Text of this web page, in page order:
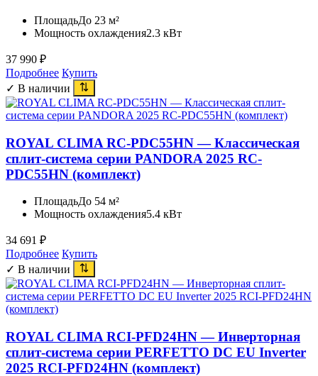
ПлощадьДо 23 м²
Мощность охлаждения2.3 кВт
37 990 ₽
Подробнее Купить
✓ В наличии
ROYAL CLIMA RC-PDC55HN — Классическая
сплит-система серии PANDORA 2025 RC-
PDC55HN (комплект)
ПлощадьДо 54 м²
Мощность охлаждения5.4 кВт
34 691 ₽
Подробнее Купить
✓ В наличии
ROYAL CLIMA RCI-PFD24HN — Инверторная
сплит-система серии PERFETTO DC EU Inverter
2025 RCI-PFD24HN (комплект)